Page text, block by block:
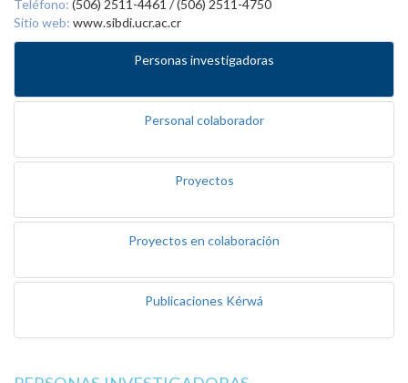
Teléfono: (506) 2511-4461 / (506) 2511-4750
Sitio web: www.sibdi.ucr.ac.cr
Personas investigadoras
Personal colaborador
Proyectos
Proyectos en colaboración
Publicaciones Kérwá